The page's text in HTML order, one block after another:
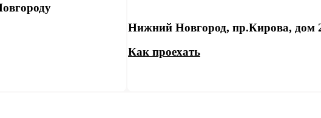
Нижний Новгород, пр.Кирова, дом
Как проехать